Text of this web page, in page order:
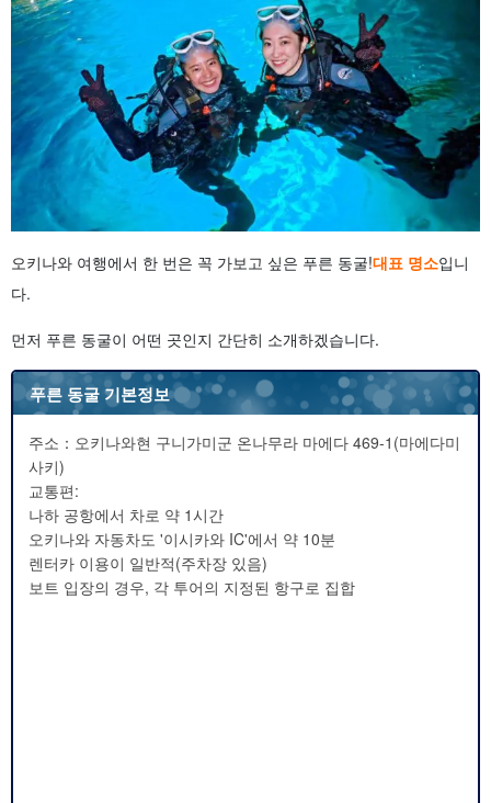
오키나와 여행에서 한 번은 꼭 가보고 싶은 푸른 동굴!대표 명소입니
다.
먼저 푸른 동굴이 어떤 곳인지 간단히 소개하겠습니다.
푸른 동굴 기본정보
주소：오키나와현 구니가미군 온나무라 마에다 469-1(마에다미
사키)
교통편:
나하 공항에서 차로 약 1시간
오키나와 자동차도 '이시카와 IC'에서 약 10분
렌터카 이용이 일반적(주차장 있음)
보트 입장의 경우, 각 투어의 지정된 항구로 집합